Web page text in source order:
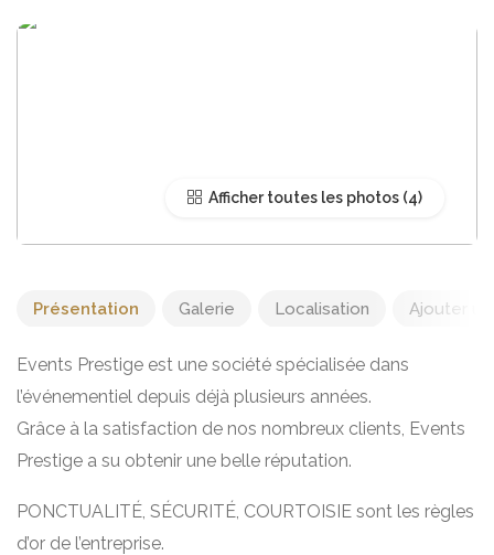
Afficher toutes les photos
Présentation Galerie Localisation Ajouter un
Events Prestige est une société spécialisée dans
l’événementiel depuis déjà plusieurs années.
Grâce à la satisfaction de nos nombreux clients, Events
Prestige a su obtenir une belle réputation.
PONCTUALITÉ, SÉCURITÉ, COURTOISIE sont les règles
d’or de l’entreprise.